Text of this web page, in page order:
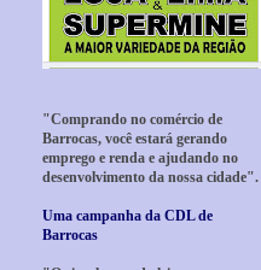
"Comprando no comércio de
Barrocas, você estará gerando
emprego e renda e ajudando no
desenvolvimento da nossa cidade".
Uma campanha da CDL de
Barrocas